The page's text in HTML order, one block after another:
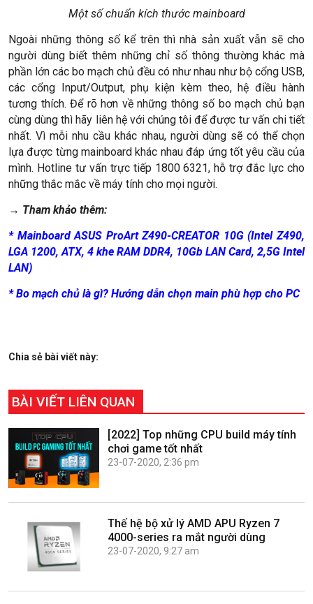
Một số chuẩn kích thước mainboard
Ngoài những thông số kể trên thì nhà sản xuất vẫn sẽ cho
người dùng biết thêm những chỉ số thông thường khác mà
phần lớn các bo mạch chủ đều có như nhau như bộ cổng USB,
các cổng Input/Output, phụ kiện kèm theo, hệ điều hành
tương thích. Để rõ hơn về những thông số bo mạch chủ bạn
cùng dùng thì hãy liên hệ với chúng tôi để được tư vấn chi tiết
nhất. Vì mỗi nhu cầu khác nhau, người dùng sẽ có thể chọn
lựa được từng mainboard khác nhau đáp ứng tốt yêu cầu của
mình. Hotline tư vấn trực tiếp 1800 6321, hỗ trợ đắc lực cho
những thắc mắc về máy tính cho mọi người.
→ Tham khảo thêm:
* Mainboard ASUS ProArt Z490-CREATOR 10G (Intel Z490,
LGA 1200, ATX, 4 khe RAM DDR4, 10Gb LAN Card, 2,5G Intel
LAN)
*Bo mạch chủ là gì? Hướng dẫn chọn main phù hợp cho PC
Chia sẻ bài viết này:
BÀI VIẾT LIÊN QUAN
[2022] Top những CPU build máy tính
chơi game tốt nhất
23-07-2020, 2:36 pm
Thế hệ bộ xử lý AMD APU Ryzen 7
4000-series ra mắt người dùng
23-07-2020, 9:27 am